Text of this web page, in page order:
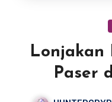
Lonjakan
Paser